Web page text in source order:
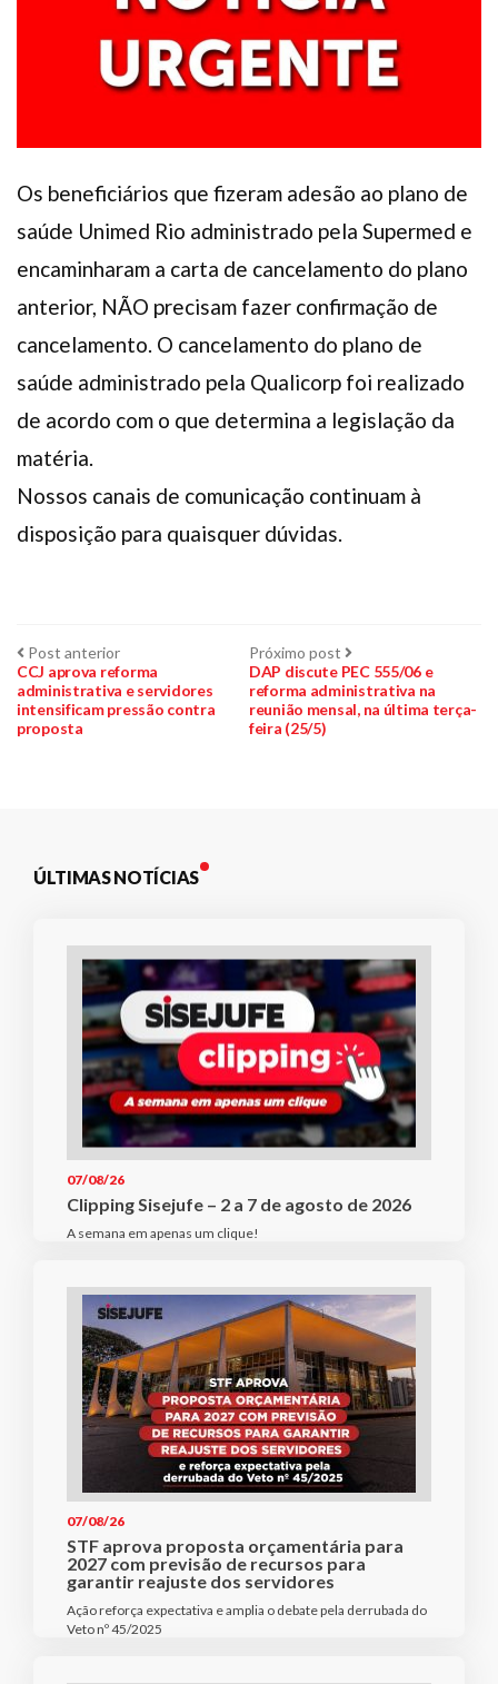
Os beneficiários que fizeram adesão ao plano de
saúde Unimed Rio administrado pela Supermed e
encaminharam a carta de cancelamento do plano
anterior, NÃO precisam fazer confirmação de
cancelamento. O cancelamento do plano de
saúde administrado pela Qualicorp foi realizado
de acordo com o que determina a legislação da
matéria.
Nossos canais de comunicação continuam à
disposição para quaisquer dúvidas.
Navegação
de
Post
Post anteriorPost
anterior:
CCJ aprova reforma
administrativa e servidores
intensificam pressão contra
proposta
Próximo post Próximo
post:
DAP discute PEC 555/06 e
reforma administrativa na
reunião mensal, na última terça-
feira (25/5)
ÚLTIMAS NOTÍCIAS
07/08/26
Clipping Sisejufe – 2 a 7 de agosto de 2026
A semana em apenas um clique!
07/08/26
STF aprova proposta orçamentária para
2027 com previsão de recursos para
garantir reajuste dos servidores
Ação reforça expectativa e amplia o debate pela derrubada do
Veto nº 45/2025
Assistência Funeral
Pós-graduação